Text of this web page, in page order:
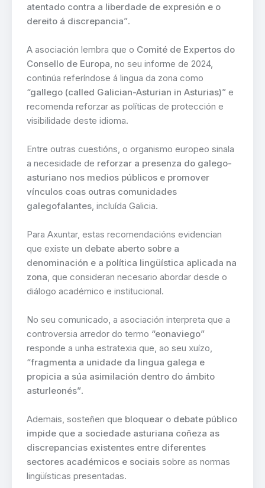
atentado contra a liberdade de expresión e o
dereito á discrepancia”.
A asociación lembra que o Comité de Expertos do
Consello de Europa , no seu informe de 2024,
continúa referíndose á lingua da zona como
“gallego (called Galician-Asturian in Asturias)” e
recomenda reforzar as políticas de protección e
visibilidade deste idioma.
Entre outras cuestións, o organismo europeo sinala
a necesidade de reforzar a presenza do galego-
asturiano nos medios públicos e promover
vínculos coas outras comunidades
galegofalantes , incluída Galicia.
Para Axuntar, estas recomendacións evidencian
que existe un debate aberto sobre a
denominación e a política lingüística aplicada na
zona , que consideran necesario abordar desde o
diálogo académico e institucional.
No seu comunicado, a asociación interpreta que a
controversia arredor do termo “eonaviego”
responde a unha estratexia que, ao seu xuízo,
“fragmenta a unidade da lingua galega e
propicia a súa asimilación dentro do ámbito
asturleonés”.
Ademais, sosteñen que bloquear o debate público
impide que a sociedade asturiana coñeza as
discrepancias existentes entre diferentes
sectores académicos e sociais sobre as normas
lingüísticas presentadas.